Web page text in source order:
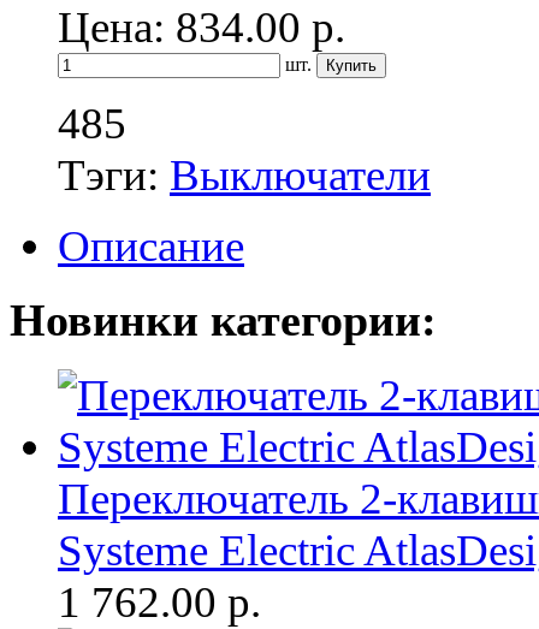
Цена: 834.00 р.
шт.
485
Тэги: Выключатели
Описание
Новинки категории:
Переключатель 2-
Systeme Electric
1 762.00 р.